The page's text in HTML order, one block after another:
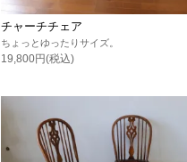
チャーチチェア
ちょっとゆったりサイズ。
19,800円(税込)